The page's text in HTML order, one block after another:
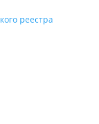
реестра